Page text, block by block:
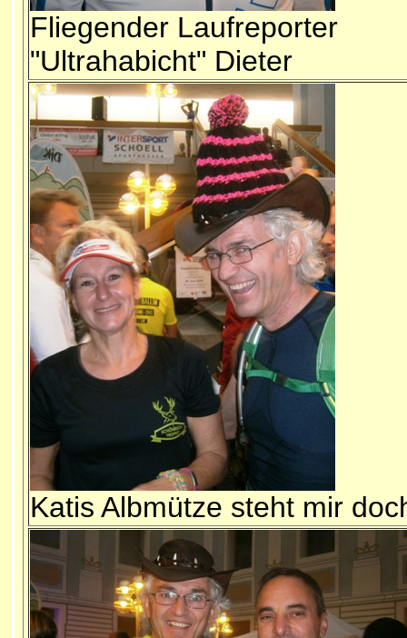
Fliegender Laufreporter
"Ultrahabicht" Dieter
Katis Albmütze steht mir